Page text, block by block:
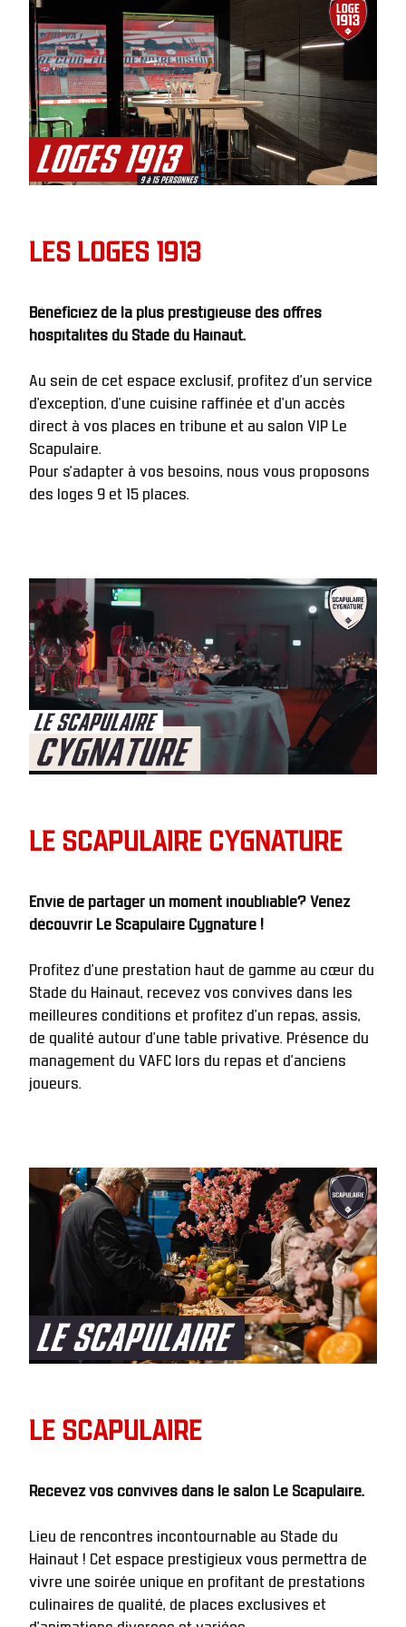
LES LOGES 1913
Bénéficiez de la plus prestigieuse des offres
Au sein de cet espace exclusif, profitez d’un service
d’exception, d’une cuisine raffinée et d’un accès
direct à vos places en tribune et au salon VIP Le
Scapulaire.
Pour s’adapter à vos besoins, nous vous proposons
des loges 9 et 15 places.
LE SCAPULAIRE CYGNATURE
Envie de partager un moment inoubliable? Venez
Profitez d’une prestation haut de gamme au cœur du
Stade du Hainaut, recevez vos convives dans les
meilleures conditions et profitez d’un repas, assis,
de qualité autour d’une table privative. Présence du
management du VAFC lors du repas et d'anciens
joueurs.
LE SCAPULAIRE
Lieu de rencontres incontournable au Stade du
Hainaut ! Cet espace prestigieux vous permettra de
vivre une soirée unique en profitant de prestations
culinaires de qualité, de places exclusives et